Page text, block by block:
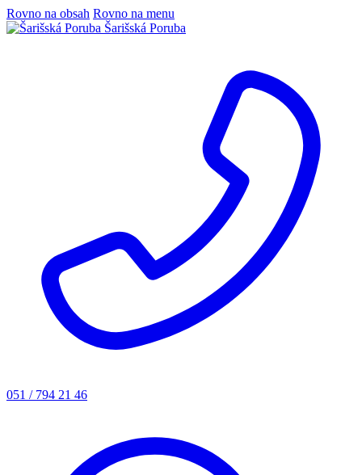
Rovno na obsah Rovno na menu
Šarišská Poruba
051 / 794 21 46